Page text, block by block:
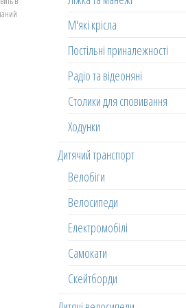
М'які крісла
Постільні приналежності
Радіо та відеоняні
Столики для сповивання
Ходунки
Дитячий транспорт
Велобіги
Велосипеди
Електромобілі
Самокати
Скейтборди